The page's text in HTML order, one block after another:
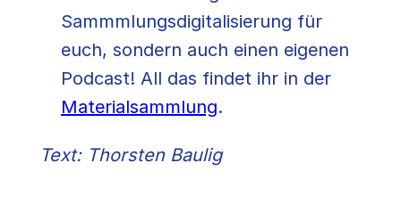
Sammmlungsdigitalisierung für
euch, sondern auch einen eigenen
Podcast! All das findet ihr in der
Materialsammlung.
Text: Thorsten Baulig